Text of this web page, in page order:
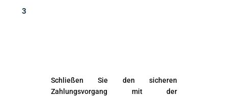
3
Schließen Sie den sicheren
Zahlungsvorgang mit der